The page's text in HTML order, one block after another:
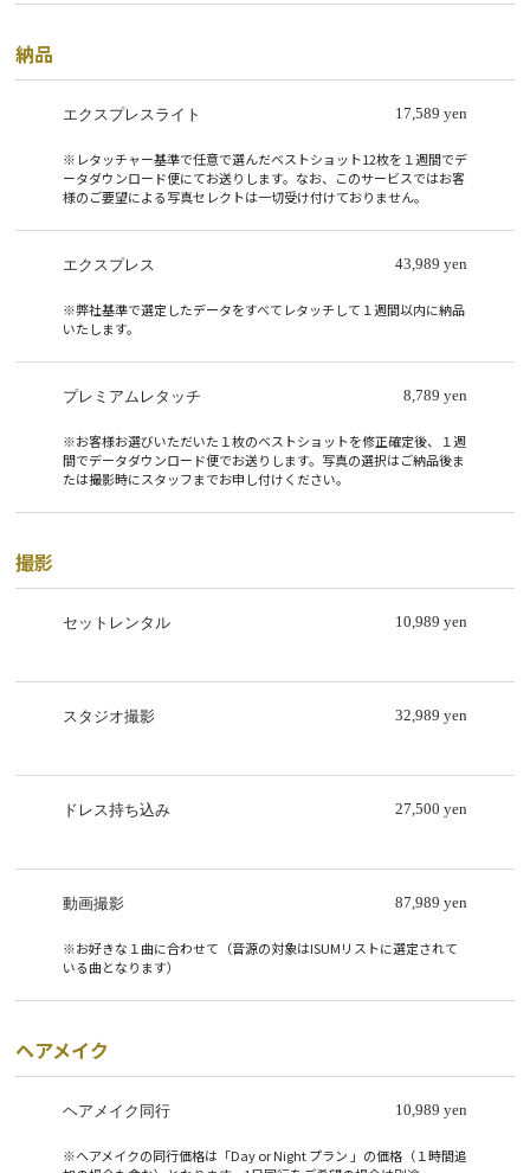
納品
エクスプレスライト 17,589 yen
※レタッチャー基準で任意で選んだベストショット12枚を１週間でデ
ータダウンロード便にてお送りします。なお、このサービスではお客
様のご要望による写真セレクトは一切受け付けておりません。
エクスプレス 43,989 yen
※弊社基準で選定したデータをすべてレタッチして１週間以内に納品
いたします。
プレミアムレタッチ 8,789 yen
※お客様お選びいただいた１枚のベストショットを修正確定後、１週
間でデータダウンロード便でお送りします。写真の選択はご納品後ま
たは撮影時にスタッフまでお申し付けください。
撮影
セットレンタル 10,989 yen
スタジオ撮影 32,989 yen
ドレス持ち込み 27,500 yen
動画撮影 87,989 yen
※お好きな１曲に合わせて（音源の対象はISUMリストに選定されて
いる曲となります）
ヘアメイク
ヘアメイク同行 10,989 yen
※ヘアメイクの同行価格は「Day or Night プラン 」の価格（１時間追